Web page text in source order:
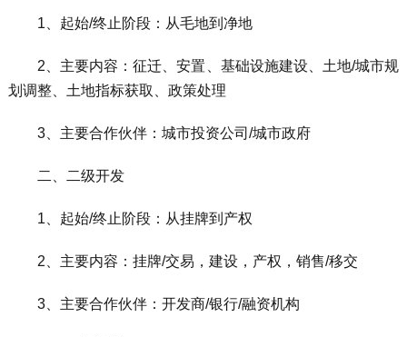
1、起始/终止阶段：从毛地到净地
2、主要内容：征迁、安置、基础设施建设、土地/城市规
划调整、土地指标获取、政策处理
3、主要合作伙伴：城市投资公司/城市政府
二、二级开发
1、起始/终止阶段：从挂牌到产权
2、主要内容：挂牌/交易，建设，产权，销售/移交
3、主要合作伙伴：开发商/银行/融资机构